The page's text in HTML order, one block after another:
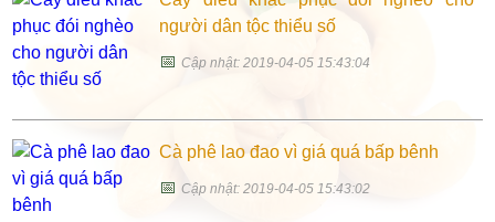
người dân tộc thiểu số
📅Cập nhật: 2019-04-05 15:43:04
Cà phê lao đao vì giá quá bấp bênh
📅Cập nhật: 2019-04-05 15:43:02